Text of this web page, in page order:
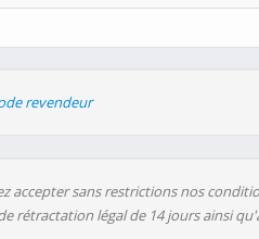
revendeur
accepter sans restrictions nos
rétractation légal de 14 jours ainsi